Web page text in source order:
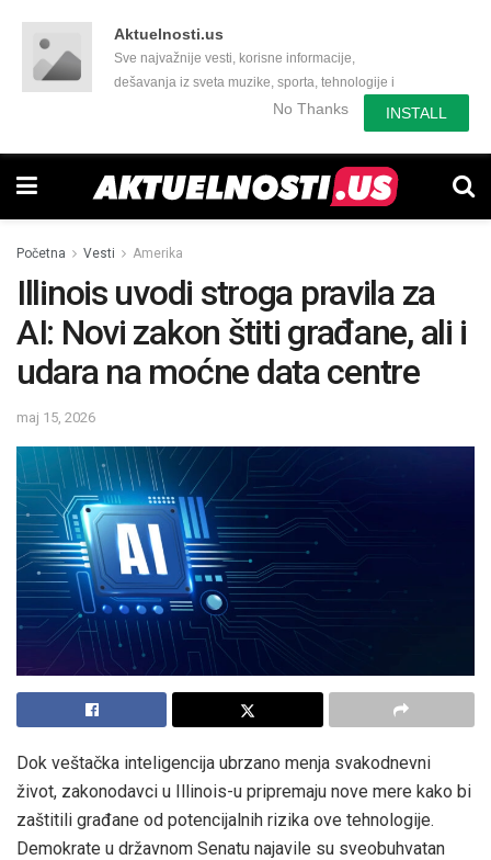
Aktuelnosti.us
Sve najvažnije vesti, korisne informacije,
dešavanja iz sveta muzike, sporta, tehnologije i
još mnogo toga zanimljivog.No Thanks INSTALL
Početna Vesti Amerika
Illinois uvodi stroga pravila za
AI: Novi zakon štiti građane, ali i
udara na moćne data centre
maj 15, 2026
Dok veštačka inteligencija ubrzano menja svakodnevni
život, zakonodavci u Illinois-u pripremaju nove mere kako bi
zaštitili građane od potencijalnih rizika ove tehnologije.
Demokrate u državnom Senatu najavile su sveobuhvatan